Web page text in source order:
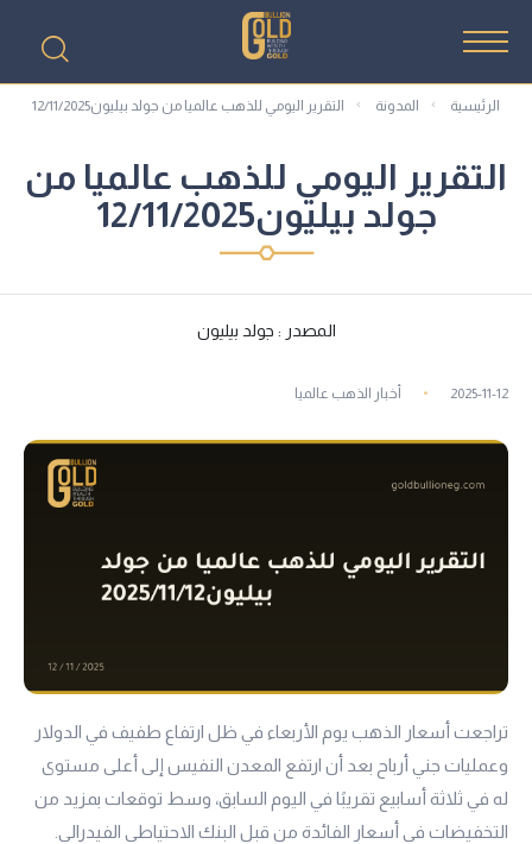
الرئيسية المدونة التقرير اليومي للذهب عالميا من جولد بيليون12/11/2025
التقرير اليومي للذهب عالميا من
جولد بيليون12/11/2025
المصدر : جولد بيليون
2025-11-12 أخبار الذهب عالميا
تراجعت أسعار الذهب يوم الأربعاء في ظل ارتفاع طفيف في الدولار
وعمليات جني أرباح بعد أن ارتفع المعدن النفيس إلى أعلى مستوى
له في ثلاثة أسابيع تقريبًا في اليوم السابق، وسط توقعات بمزيد من
التخفيضات في أسعار الفائدة من قبل البنك الاحتياطي الفيدرالي.